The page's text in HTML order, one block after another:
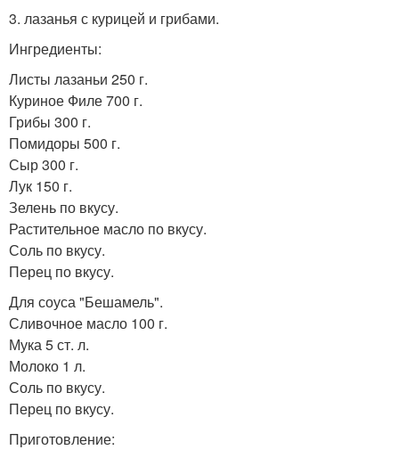
3. лазанья с курицей и грибами.
Ингредиенты:
Листы лазаньи 250 г.
Куриное Филе 700 г.
Грибы 300 г.
Помидоры 500 г.
Сыр 300 г.
Лук 150 г.
Зелень по вкусу.
Растительное масло по вкусу.
Соль по вкусу.
Перец по вкусу.
Для соуса "Бешамель".
Сливочное масло 100 г.
Мука 5 ст. л.
Молоко 1 л.
Соль по вкусу.
Перец по вкусу.
Приготовление: